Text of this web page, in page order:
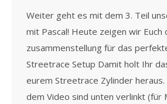
Weiter geht es mit dem 3. Teil
mit Pascal! Heute zeigen wir Euch
zusammenstellung für das
Streetrace Setup Damit holt Ihr
eurem Streetrace Zylinder heraus.
dem Video sind unten verlinkt (für